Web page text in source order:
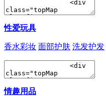
性爱玩具
香水彩妆 面部护肤 洗发护发
情趣用品